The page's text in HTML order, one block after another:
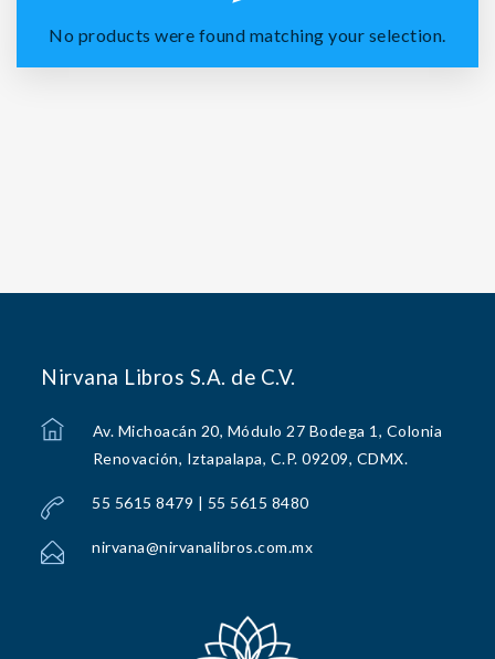
No products were found matching your selection.
Nirvana Libros S.A. de C.V.
Av. Michoacán 20, Módulo 27 Bodega 1, Colonia
Renovación, Iztapalapa, C.P. 09209, CDMX.
55 5615 8479 | 55 5615 8480
nirvana@nirvanalibros.com.mx